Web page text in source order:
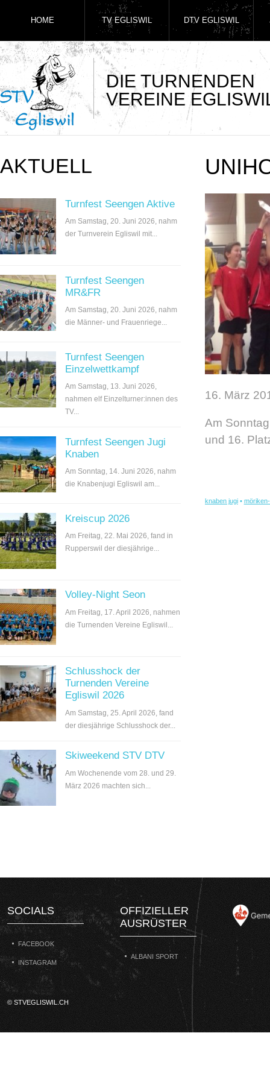
DIE TURNENDEN
VEREINE
HOME TV EGLISWIL DTV EGLISWIL
AKTUELL
Turnfest Seengen Aktive
Am Samstag, 20. Juni 2026, nahm
der Turnverein Egliswil mit...
Turnfest Seengen
MR&FR
Am Samstag, 20. Juni 2026, nahm
die Männer- und Frauenriege...
Turnfest Seengen
Einzelwettkampf
Am Samstag, 13. Juni 2026,
nahmen elf Einzelturner:innen des
TV...
Turnfest Seengen Jugi
Knaben
Am Sonntag, 14. Juni 2026, nahm
die Knabenjugi Egliswil am...
Kreiscup 2026
Am Freitag, 22. Mai 2026, fand in
Rupperswil der diesjährige...
Volley-Night Seon
Am Freitag, 17. April 2026, nahmen
die Turnenden Vereine Egliswil...
Schlusshock der
Turnenden Vereine
Egliswil 2026
Am Samstag, 25. April 2026, fand
der diesjährige Schlusshock der...
Skiweekend STV DTV
Am Wochenende vom 28. und 29.
März 2026 machten sich...
16. März
Am
und 16.
knaben jugi•
SOCIALS
FACEBOOK
INSTAGRAM
OFFIZIELLER
AUSRÜSTER
ALBANI SPORT
© STVEGLISWIL.CH